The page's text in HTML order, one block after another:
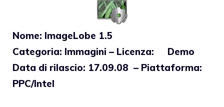
Nome: ImageLobe 1.5
Categoria: Immagini – Licenza: Demo
Data di rilascio: 17.09.08 – Piattaforma:
PPC/Intel